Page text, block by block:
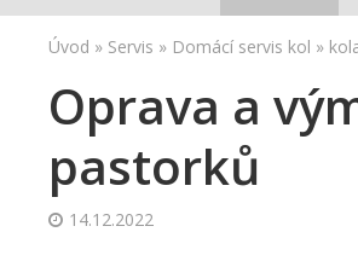
Úvod » Servis » Domácí servis kol »
Oprava a
pastorků
14.12.2022